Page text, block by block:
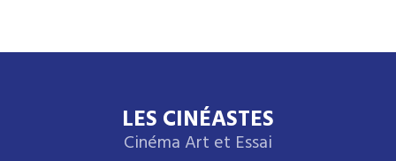
LES CINÉASTES
Cinéma Art et Essai